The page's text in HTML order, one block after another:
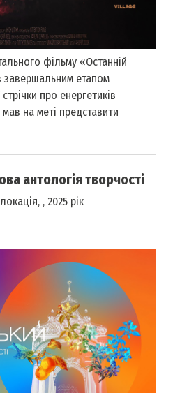
фільму «Останній
завершальним етапом
про енергетиків
мав на меті представити
антологія творчості
, 2025 рік